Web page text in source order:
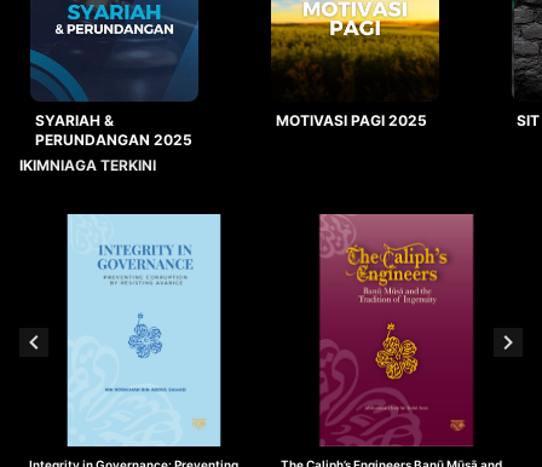
SYARIAH &
PERUNDANGAN 2025
MOTIVASI PAGI 2025
IKIMNIAGA TERKINI